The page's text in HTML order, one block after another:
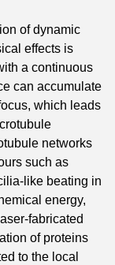
of dynamic
effects is
a continuous
can accumulate
which leads
networks
such as
like beating in
energy,
fabricated
of proteins
to the local